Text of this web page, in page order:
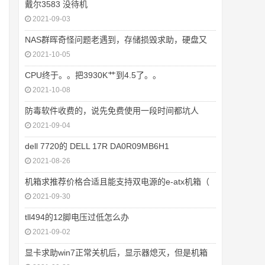
戴尔3583 没待机
2021-09-03
NAS群晖奇怪问题老遇到，存储损毁求助，硬盘又
2021-10-05
CPU终于。。把3930K艹到4.5了。。
2021-10-08
防毒软件收费的，说先免费使用一段时间都坑人
2021-09-04
dell 7720的 DELL 17R DA0R09MB6H1
2021-08-26
机箱求推荐价格合适且能支持双电源的e-atx机箱（
2021-09-30
tll494的12脚电压过低怎么办
2021-09-02
显卡求助win7正常关机后，显示器熄灭，但是机箱